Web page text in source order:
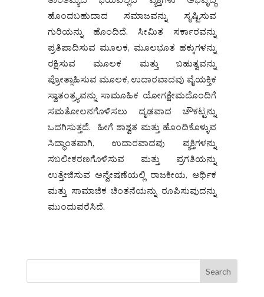
ಹೊಂದಬಹುದಾದ ಸಮಾಜವನ್ನು ಸೃಷ್ಟಿಸುವ
ಗುರಿಯನ್ನು ಹೊಂದಿದೆ. ಸೀಮಿತ ಸರ್ಕಾರವನ್ನು
ಪ್ರತಿಪಾದಿಸುವ ಮೂಲಕ, ಮೂಲಭೂತ ಹಕ್ಕುಗಳನ್ನು
ರಕ್ಷಿಸುವ ಮೂಲಕ ಮತ್ತು ಬಹುತ್ವವನ್ನು
ಪ್ರೋತ್ಸಾಹಿಸುವ ಮೂಲಕ, ಉದಾರವಾದವು ವೈಯಕ್ತಿಕ
ಸ್ವಾತಂತ್ರ್ಯವನ್ನು ಸಾಮೂಹಿಕ ಯೋಗಕ್ಷೇಮದೊಂದಿಗೆ
ಸಮತೋಲನಗೊಳಿಸಲು ದೃಢವಾದ ಚೌಕಟ್ಟನ್ನು
ಒದಗಿಸುತ್ತದೆ. ಹೀಗೆ ಶಾಶ್ವತ ಮತ್ತು ಹೊಂದಿಕೊಳ್ಳುವ
ಸಿದ್ಧಾಂತವಾಗಿ, ಉದಾರವಾದವು ವ್ಯಕ್ತಿಗಳನ್ನು
ಸಬಲೀಕರಣಗೊಳಿಸುವ ಮತ್ತು ಪ್ರಗತಿಯನ್ನು
ಉತ್ತೇಜಿಸುವ ಅನ್ವೇಷಣೆಯಲ್ಲಿ ರಾಜಕೀಯ, ಆರ್ಥಿಕ
ಮತ್ತು ಸಾಮಾಜಿಕ ಚಿಂತನೆಯನ್ನು ರೂಪಿಸುವುದನ್ನು
ಮುಂದುವರೆಸಿದೆ.
Search